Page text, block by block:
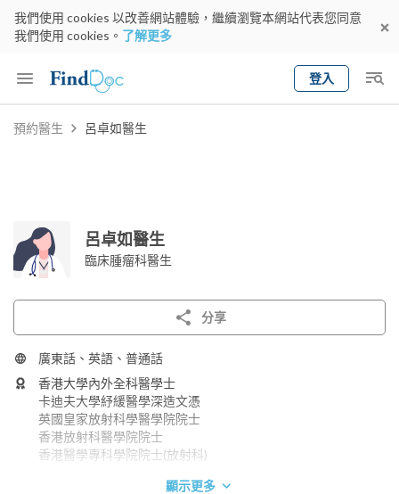
我們使用 cookies 以改善網站體驗，繼續瀏覽本網站代表您同意
我們使用 cookies。 了解更多
登入
Keyword
預約醫生 呂卓如醫生
呂卓如醫生
臨床腫瘤科醫生
分享
廣東話、英語、普通話
香港大學內外全科醫學士
卡迪夫大學紓緩醫學深造文憑
英國皇家放射科學醫學院院士
香港放射科醫學院院士
香港醫學專科學院院士(放射科)
顯示更多